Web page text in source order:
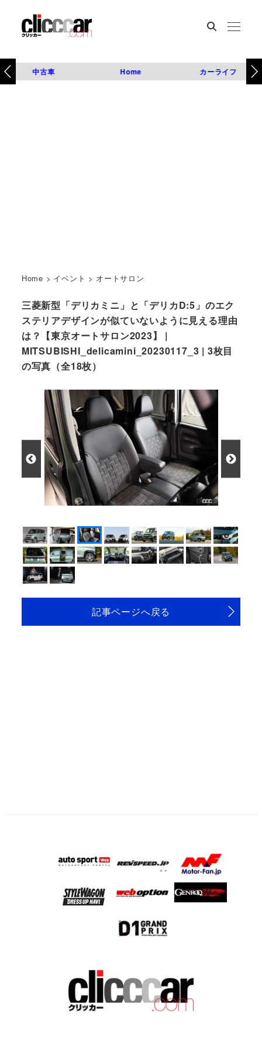
中古車 Home カーライフ
Home > イベント > オートサロン
三菱新型「デリカミニ」と「デリカD:5」のエク
ステリアデザインが似ていないように見える理由
は？【東京オートサロン2023】 |
MITSUBISHI_delicamini_20230117_3 | 3枚目
の写真（全18枚）
記事ページへ戻る